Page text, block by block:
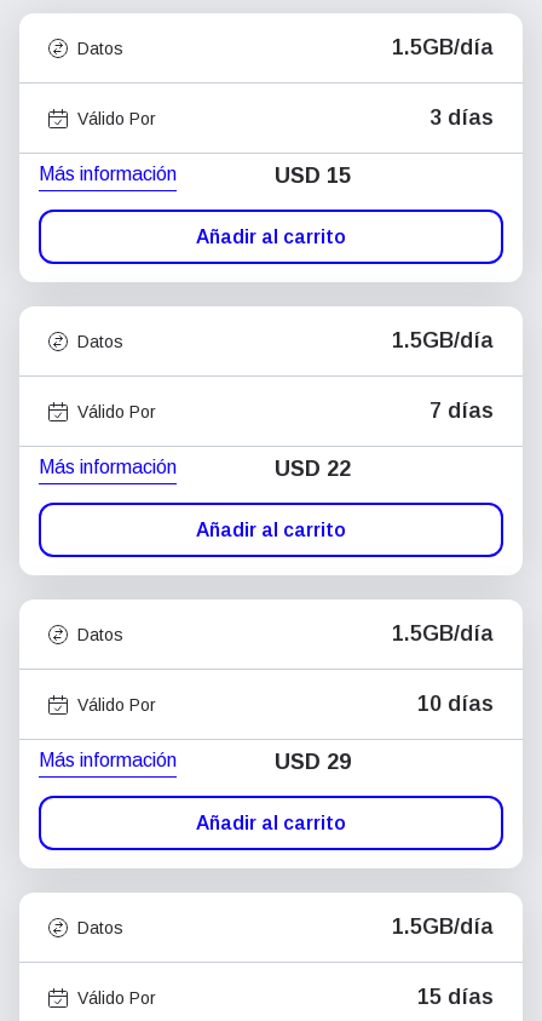
Datos 1.5GB/día
Válido Por 3 días
Más información USD 15
Añadir al carrito
Datos 1.5GB/día
Válido Por 7 días
Más información USD 22
Añadir al carrito
Datos 1.5GB/día
Válido Por 10 días
Más información USD 29
Añadir al carrito
Datos 1.5GB/día
Válido Por 15 días